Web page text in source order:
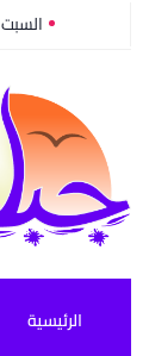
السبت 2026-08-08
الرئيسية